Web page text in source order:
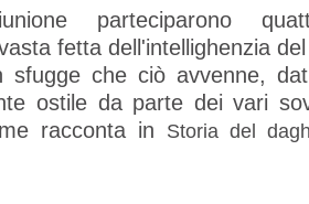
parteciparono
fetta dell'intellighenzia
sfugge che ciò avvenne,
ostile da parte dei vari
racconta in Storia del